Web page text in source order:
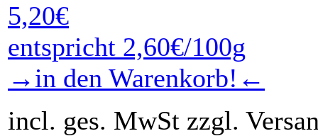
5,20€
entspricht 2,60€/100g
→in den Warenkorb!←
incl. ges. MwSt zzgl.